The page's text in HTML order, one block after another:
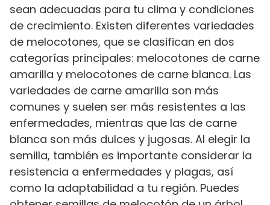
sean adecuadas para tu clima y condiciones
de crecimiento. Existen diferentes variedades
de melocotones, que se clasifican en dos
categorías principales: melocotones de carne
amarilla y melocotones de carne blanca. Las
variedades de carne amarilla son más
comunes y suelen ser más resistentes a las
enfermedades, mientras que las de carne
blanca son más dulces y jugosas. Al elegir la
semilla, también es importante considerar la
resistencia a enfermedades y plagas, así
como la adaptabilidad a tu región. Puedes